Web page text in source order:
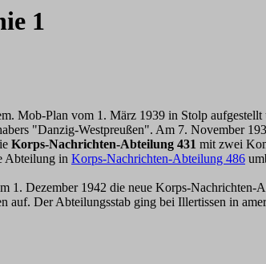
1
Mob-Plan vom 1. März 1939 in Stolp aufgestellt
"Danzig-Westpreußen". Am 7. November
Korps-Nachrichten-Abteilung 431 mit zwei
Abteilung in Korps-Nachrichten-Abteilung 486
1. Dezember 1942 die neue Korps-Nachrichten-
Der Abteilungsstab ging bei Illertissen in